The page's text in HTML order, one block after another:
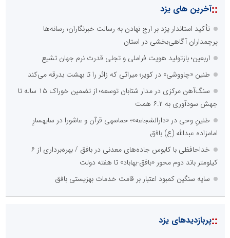
::آخرین های یزد
تأکید استاندار یزد بر ارج نهادن به رسالت خبرنگاران؛ رسانه‌ها
پرچمداران آگاهی‌بخشی در استان
اربعین؛ بازتولید هویت فراملی و تجلی قدرت نرم جهان تشیع
طنین «چاووشی» در کویر؛ میراثی که زائر را تا بهشت بدرقه می‌کند
سنگ‌آهن مرکزی در مدار شتابان توسعه؛ از تضمین خوراک ۱۵ ساله تا
جهش سودآوری به ۶.۲ همت
طنینِ وحی در «دارالشجاعه»؛ حماسهی قرآن و عاشورا در سایهسارِ
امامزاده عبدالله (ع) بافق
خداحافظی با کابوس جاده‌های معدنی در بافق / بهره‌برداری از ۶
کیلومتر باند دوم محور «بافق-بهاباد» تا هفته دولت
سایه سنگین کمبود اعتبار بر قامت خدمات بهزیستی بافق
::پربازدیدهای یزد